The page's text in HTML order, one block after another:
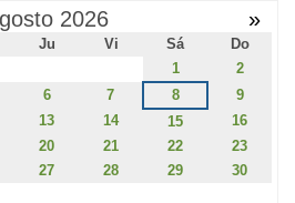
2026 »
Ju Vi Sá
Do
1
2
6 7 8
9
13 14 15
16
20 21 22
23
27 28 29
30